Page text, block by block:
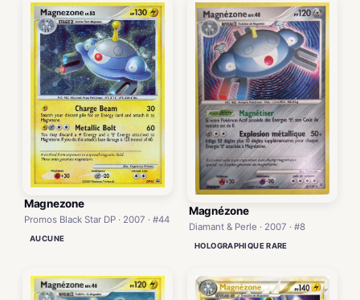
Magnezone
Promos Black Star DP · 2007 · #44
AUCUNE
Magnézone
Diamant & Perle · 2007 · #8
HOLOGRAPHIQUE RARE